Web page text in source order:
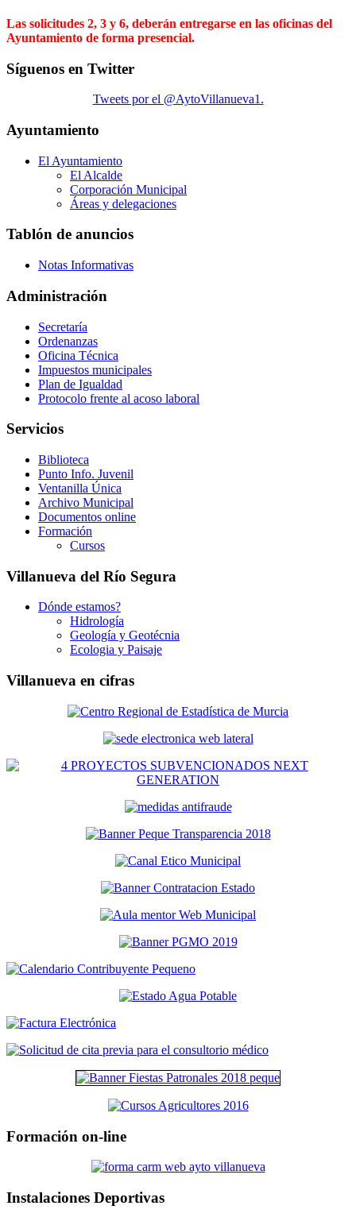
Las solicitudes 2, 3 y 6, deberán entregarse en las oficinas del
Ayuntamiento de forma presencial.
Síguenos en Twitter
Tweets por el @AytoVillanueva1.
Ayuntamiento
El Ayuntamiento
El Alcalde
Corporación Municipal
Áreas y delegaciones
Tablón de anuncios
Notas Informativas
Administración
Secretaría
Ordenanzas
Oficina Técnica
Impuestos municipales
Plan de Igualdad
Protocolo frente al acoso laboral
Servicios
Biblioteca
Punto Info. Juvenil
Ventanilla Única
Archivo Municipal
Documentos online
Formación
Cursos
Villanueva del Río Segura
Dónde estamos?
Hidrología
Geología y Geotécnia
Ecologia y Paisaje
Villanueva en cifras
Formación on-line
Instalaciones Deportivas